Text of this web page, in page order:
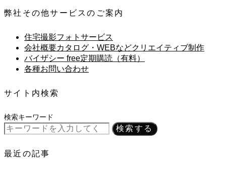
弊社その他サービスのご案内
住宅撮影フォトサービス
会社概要カタログ・WEBなどクリエイティブ制作
バイザシー free定期購読（有料）
各種お問い合わせ
サイト内検索
検索キーワード
検索する
最近の記事